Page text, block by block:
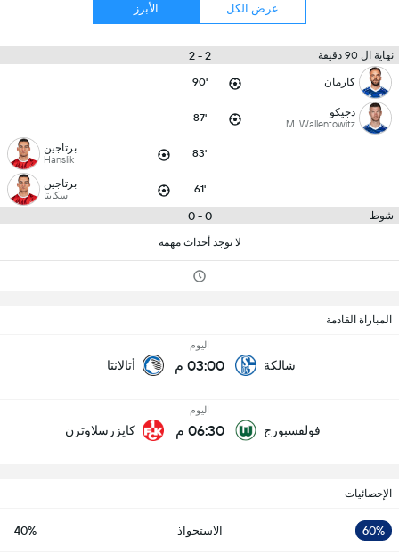
عرض الكل الأبرز
نهاية ال 90 دقيقة 2 - 2
كارمان 90'
دجيكو
M. Wallentowitz
87'
83' برتاجين
Hanslik
61' برتاجين
سكايتا
شوط 0 - 0
لا توجد أحداث مهمة
المباراة القادمة
شالكة
اليوم
03:00 م أتالانتا
فولفسبورج
اليوم
06:30 م كايزرسلاوترن
الإحصائيات
60% الاستحواذ 40%